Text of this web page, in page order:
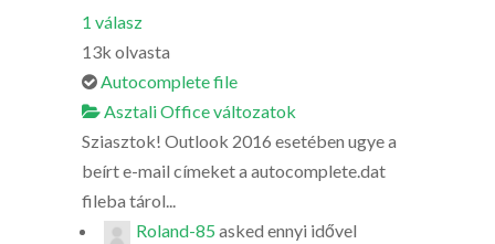
1 válasz
13k olvasta
Autocomplete file
Asztali Office változatok
Sziasztok! Outlook 2016 esetében ugye a
beírt e-mail címeket a autocomplete.dat
fileba tárol...
Roland-85 asked ennyi idővel